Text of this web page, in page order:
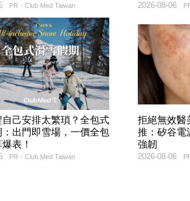
PR・Club Med Taiwan 2026-08-06
自己安排太繁瑣？全包式
：出門即雪場，一價全包
表！
PR・Club Med Taiwan
拒絕無效醫
推：矽谷電
強韌
2026-08-06